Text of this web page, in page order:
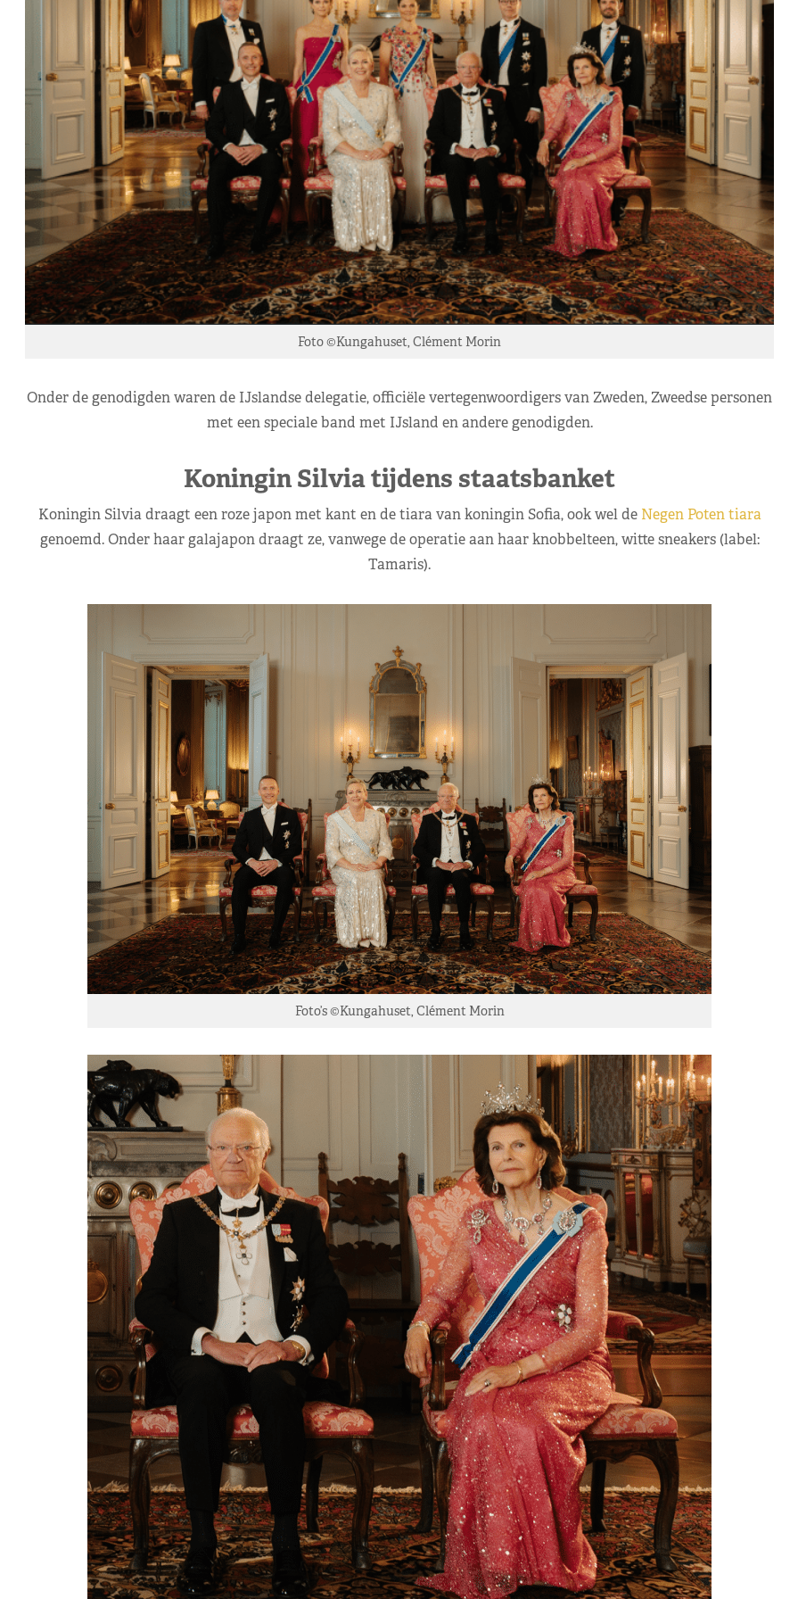
Foto ©Kungahuset, Clément Morin
Onder de genodigden waren de IJslandse delegatie, officiële vertegenwoordigers van Zweden, Zweedse personen
met een speciale band met IJsland en andere genodigden.
Koningin Silvia tijdens staatsbanket
Koningin Silvia draagt een roze japon met kant en de tiara van koningin Sofia, ook wel de Negen Poten tiara
genoemd. Onder haar galajapon draagt ze, vanwege de operatie aan haar knobbelteen, witte sneakers (label:
Tamaris).
Foto’s ©Kungahuset, Clément Morin